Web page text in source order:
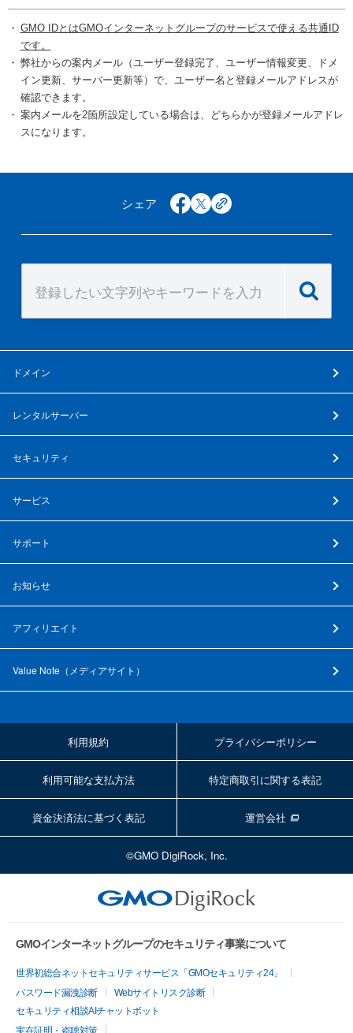
GMO IDとはGMOインターネットグループのサービスで使える共通ID
です。
弊社からの案内メール（ユーザー登録完了、ユーザー情報変更、ドメ
イン更新、サーバー更新等）で、ユーザー名と登録メールアドレスが
確認できます。
案内メールを2箇所設定している場合は、どちらかが登録メールアドレ
スになります。
シェア facebook
x copy
ドメイン
レンタルサーバー
セキュリティ
サービス
サポート
お知らせ
アフィリエイト
Value Note（ メディアサイト ）
利用規約 プライバシーポリシー
利用可能な支払方法 特定商取引に関する表記
資金決済法に基づく表記 運営会社
©GMO DigiRock, Inc.
GMOインターネットグループのセキュリティ事業について
世界初総合ネットセキュリティサービス「GMOセキュリティ24」
パスワード漏洩診断
Webサイトリスク診断
セキュリティ相談AIチャットボット
実在証明・盗聴対策